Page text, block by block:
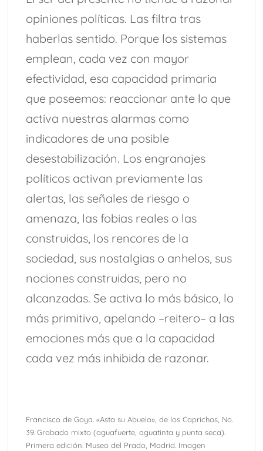
opiniones políticas. Las filtra tras
haberlas sentido. Porque los sistemas
emplean, cada vez con mayor
efectividad, esa capacidad primaria
que poseemos: reaccionar ante lo que
activa nuestras alarmas como
indicadores de una posible
desestabilización. Los engranajes
políticos activan previamente las
alertas, las señales de riesgo o
amenaza, las fobias reales o las
construidas, los rencores de la
sociedad, sus nostalgias o anhelos, sus
nociones construidas, pero no
alcanzadas. Se activa lo más básico, lo
más primitivo, apelando –reitero– a las
emociones más que a la capacidad
cada vez más inhibida de razonar.
Francisco de Goya. «Asta su Abuelo», de los Caprichos, No.
39. Grabado mixto (aguafuerte, aguatinta y punta seca).
Primera edición. Museo del Prado, Madrid. Imagen